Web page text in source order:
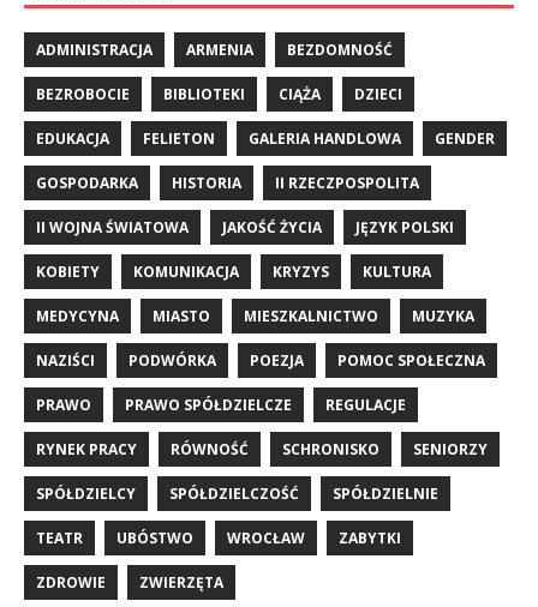
ADMINISTRACJA ARMENIA BEZDOMNOŚĆ
BEZROBOCIE BIBLIOTEKI CIĄŻA DZIECI
EDUKACJA FELIETON GALERIA HANDLOWA GENDER
GOSPODARKA HISTORIA II RZECZPOSPOLITA
II WOJNA ŚWIATOWA JAKOŚĆ ŻYCIA JĘZYK POLSKI
KOBIETY KOMUNIKACJA KRYZYS KULTURA
MEDYCYNA MIASTO MIESZKALNICTWO MUZYKA
NAZIŚCI PODWÓRKA POEZJA POMOC SPOŁECZNA
PRAWO PRAWO SPÓŁDZIELCZE REGULACJE
RYNEK PRACY RÓWNOŚĆ SCHRONISKO SENIORZY
SPÓŁDZIELCY SPÓŁDZIELCZOŚĆ SPÓŁDZIELNIE
TEATR UBÓSTWO WROCŁAW ZABYTKI
ZDROWIE ZWIERZĘTA